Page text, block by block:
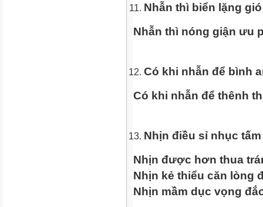
Nhẫn thì biển lặng
Nhẫn thì nóng giận ưu
Có khi nhẫn để bình
Có khi nhẫn để thênh
Nhịn điều sỉ nhục
Nhịn được hơn thua
Nhịn kẻ thiểu căn lòng
Nhịn mầm dục vọng